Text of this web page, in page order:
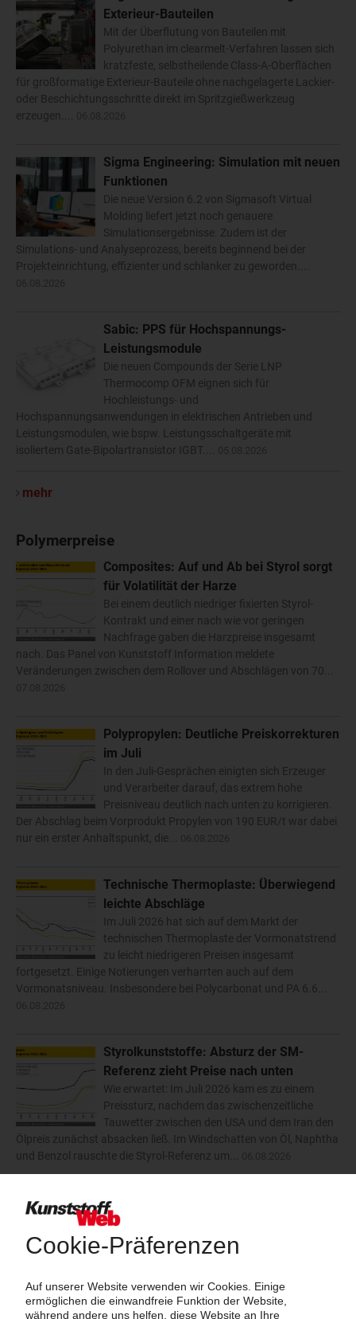
Exterieur-Bauteilen
Mit der Überflutung von Bauteilen mit
Polyurethan im clearmelt-Verfahren lassen sich
kratzfeste, selbstheilende Class-A-Oberflächen
für großformatige Exterieur-Bauteile ohne nachgelagerte Lackier-
oder Beschichtungsschritte direkt im Spritzgießwerkzeug
erzeugen....
Sigma Engineering: Simulation mit neuen
Funktionen
Die neue Version 6.2 von Sigmasoft Virtual
Molding liefert jetzt noch genauere
Simulationsergebnisse. Zudem ist der
Simulations- und Analyseprozess, bereits beginnend bei der
Projekteinrichtung, effizienter und schlanker zu geworden....
Sabic: PPS für Hochspannungs-
Leistungsmodule
Die neuen Compounds der Serie LNP
Thermocomp OFM eignen sich für
Hochleistungs- und
Hochspannungsanwendungen in elektrischen Antrieben und
Leistungsmodulen, wie bspw. Leistungsschaltgeräte mit
isoliertem Gate-Bipolartransistor IGBT....
mehr
Polymerpreise
Composites: Auf und Ab bei Styrol sorgt
für Volatilität der Harze
Bei einem deutlich niedriger fixierten Styrol-
Kontrakt und einer nach wie vor geringen
Nachfrage gaben die Harzpreise insgesamt
nach. Das Panel von Kunststoff Information meldete
Veränderungen zwischen dem Rollover und Abschlägen von 70...
Polypropylen: Deutliche Preiskorrekturen
im Juli
In den Juli-Gesprächen einigten sich Erzeuger
und Verarbeiter darauf, das extrem hohe
Preisniveau deutlich nach unten zu korrigieren.
Der Abschlag beim Vorprodukt Propylen von 190 EUR/t war dabei
nur ein erster Anhaltspunkt, die...
Technische Thermoplaste: Überwiegend
leichte Abschläge
Im Juli 2026 hat sich auf dem Markt der
technischen Thermoplaste der Vormonatstrend
zu leicht niedrigeren Preisen insgesamt
fortgesetzt. Einige Notierungen verharrten auch auf dem
Vormonatsniveau. Insbesondere bei Polycarbonat und PA 6.6...
Styrolkunststoffe: Absturz der SM-
Referenz zieht Preise nach unten
Wie erwartet: Im Juli 2026 kam es zu einem
Preissturz, nachdem das zwischenzeitliche
Tauwetter zwischen den USA und dem Iran den
Ölpreis zunächst absacken ließ. Im Windschatten von Öl, Naphtha
und Benzol rauschte die Styrol-Referenz um...
Trinseo: Deutliche Preiserhöhungen für
Polystyrol, ABS und SAN
Der Kunststoffkonzern Trinseo hat im August
2026 dreistellige Aufschläge für
PS-HI will das Unternehmen die Preise um 170 EUR/t anheben.
ABS soll um 110 EUR/t teurer werden und SAN um...06.08.2026